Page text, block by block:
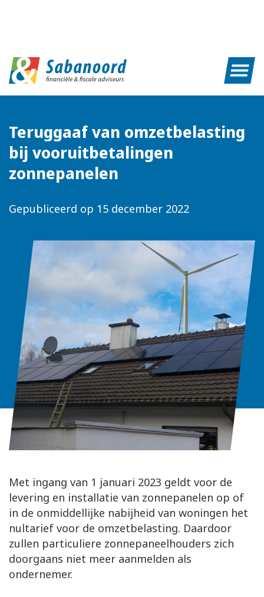
Teruggaaf van omzetbelasting
bij vooruitbetalingen
zonnepanelen
Gepubliceerd op 15 december 2022
Met ingang van 1 januari 2023 geldt voor de
levering en installatie van zonnepanelen op of
in de onmiddellijke nabijheid van woningen het
nultarief voor de omzetbelasting. Daardoor
zullen particuliere zonnepaneelhouders zich
doorgaans niet meer aanmelden als
ondernemer.